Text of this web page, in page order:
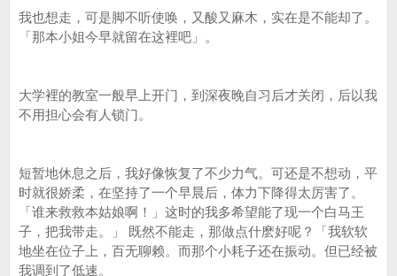
我也想走，可是脚不听使唤，又酸又麻木，实在是不能却了。
「那本小姐今早就留在这裡吧」。
大学裡的教室一般早上开门，到深夜晚自习后才关闭，后以我
不用担心会有人锁门。
短暂地休息之后，我好像恢复了不少力气。可还是不想动，平
时就很娇柔，在坚持了一个早晨后，体力下降得太厉害了。
「谁来救救本姑娘啊！」这时的我多希望能了现一个白马王
子，把我带走。」 既然不能走，那做点什麽好呢？「我软软
地坐在位子上，百无聊赖。而那个小耗子还在振动。但已经被
我调到了低速。